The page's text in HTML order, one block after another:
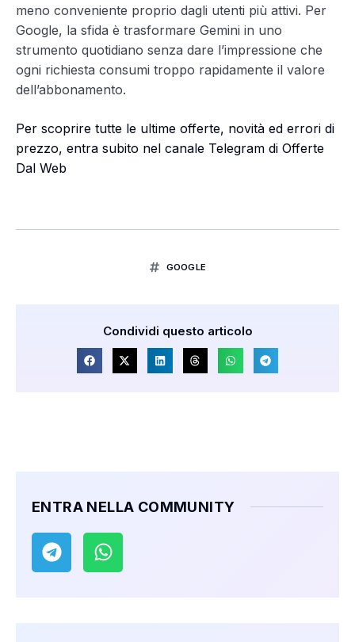
meno conveniente proprio dagli utenti più attivi. Per
Google, la sfida è trasformare Gemini in uno
strumento quotidiano senza dare l’impressione che
ogni richiesta consumi troppo rapidamente il valore
dell’abbonamento.
Per scoprire tutte le ultime offerte, novità ed errori di
prezzo, entra subito nel canale Telegram di Offerte
Dal Web
GOOGLE
Condividi questo articolo
ENTRA NELLA COMMUNITY